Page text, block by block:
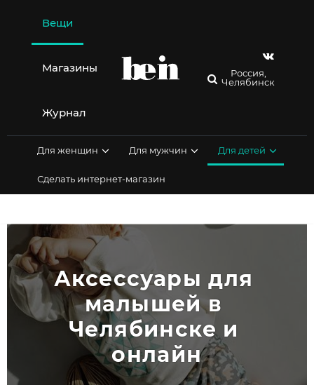
содержимому
Вещи
Магазины
Журнал
Россия,
Челябинск
Для женщин Для мужчин Для детей
Сделать интернет-магазин
Аксессуары для
малышей в
Челябинске и
онлайн